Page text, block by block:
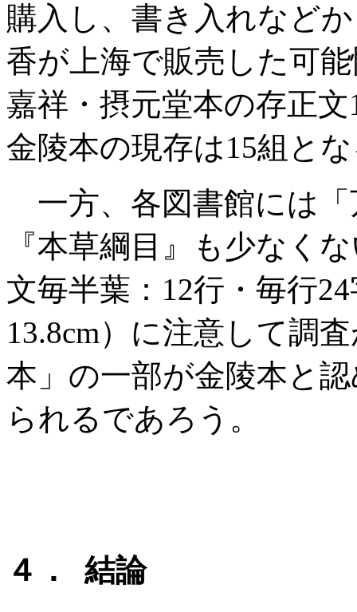
購入し、書き入れなど
香が上海で販売した可
嘉祥・摂元堂本の存正
金陵本の現存は15組と
一方、各図書館には
『本草綱目』も少なく
文毎半葉：12行・毎行
13.8cm）に注意して調
本」の一部が金陵本と
られるであろう。
４． 結論